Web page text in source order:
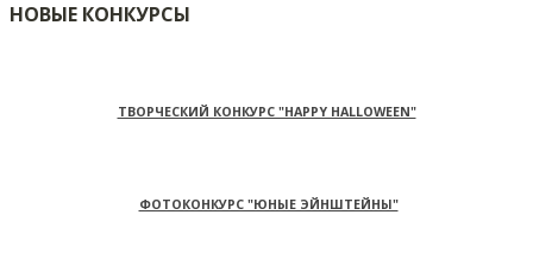
НОВЫЕ КОНКУРСЫ
ТВОРЧЕСКИЙ КОНКУРС "HAPPY HALLOWEEN"
ФОТОКОНКУРС "ЮНЫЕ ЭЙНШТЕЙНЫ"